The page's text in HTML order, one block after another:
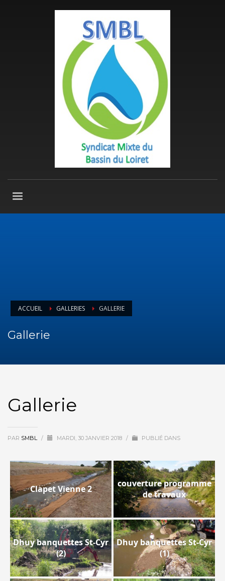
ACCUEIL GALLERIES GALLERIE
Gallerie
Gallerie
PAR SMBL / MARDI, 30 JANVIER 2018 / PUBLIÉ DANS
Clapet Vienne 2
couverture programme
de travaux
Dhuy banquettes St-Cyr
(2)
Dhuy banquettes St-Cyr
(1)